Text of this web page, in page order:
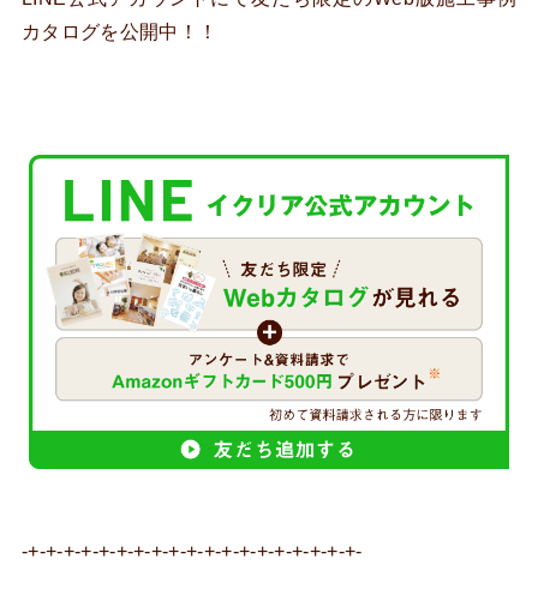
カタログを公開中！！
-+-+-+-+-+-+-+-+-+-+-+-+-+-+-+-+-+-+-+-